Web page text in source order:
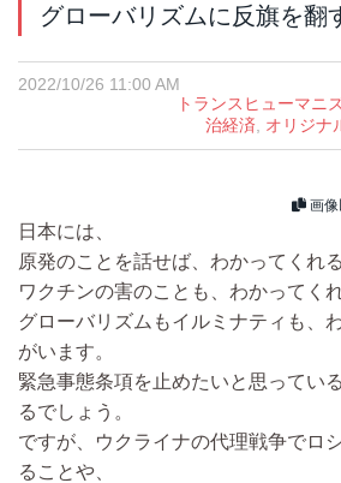
グローバリズムに反旗を翻
2022/10/26 11:00 AM
トランスヒューマニ
治経済
オリジナ
画
日本には、
原発のことを話せば、わかってくれ
ワクチンの害のことも、わかってく
グローバリズムもイルミナティも、
がいます。
緊急事態条項を止めたいと思ってい
るでしょう。
ですが、ウクライナの代理戦争でロ
ることや、